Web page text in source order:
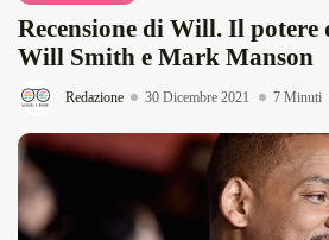
Recensione di Will. Il potere
Will Smith e Mark Manson
Redazione 30 Dicembre 2021 7 Minuti